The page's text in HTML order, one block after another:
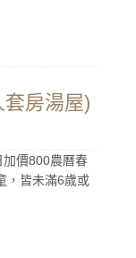
房湯屋)
價800農曆春
，皆未滿6歲或